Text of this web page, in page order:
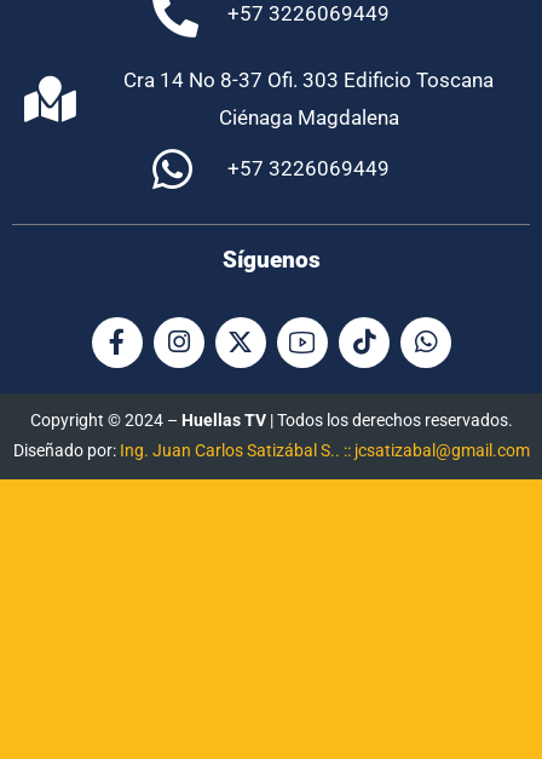
+57 3226069449
Cra 14 No 8-37 Ofi. 303 Edificio Toscana
Ciénaga Magdalena
+57 3226069449
Síguenos
Copyright © 2024 – Huellas TV| Todos los derechos reservados.
Diseñado por: Ing. Juan Carlos Satizábal S.. :: jcsatizabal@gmail.com